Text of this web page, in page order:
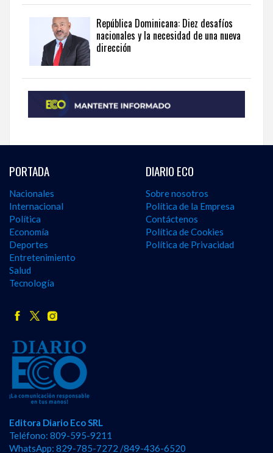
República Dominicana: Diez desafíos
nacionales y la necesidad de una nueva
dirección
PORTADA
Nacionales
Internacional
Política
Economía
Deportes
Entretenimiento
Salud
Tecnología
DIARIO ECO
Sobre nosotros
Política de la Empresa
Contáctenos
Política de Cookies
Política de Privacidad
Editora Diario Eco SRL
Teléfono: 809-595-9211
WhatsApp: 829-785-7272 /849-436-6520